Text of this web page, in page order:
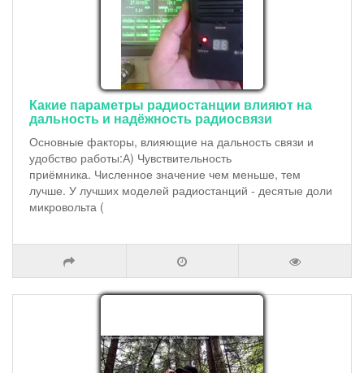
Какие параметры радиостанции влияют на
дальность и надёжность радиосвязи
Основные факторы, влияющие на дальность связи и
удобство работы:А) Чувствительность
приёмника. Численное значение чем меньше, тем
лучше. У лучших моделей радиостанций - десятые доли
микровольта (